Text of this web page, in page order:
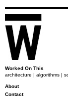
Worked On This
architecture | algorithms |
About
Contact